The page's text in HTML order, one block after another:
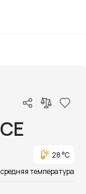
28 °C
температура